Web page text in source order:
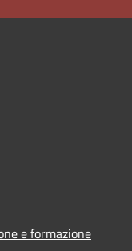
e formazione